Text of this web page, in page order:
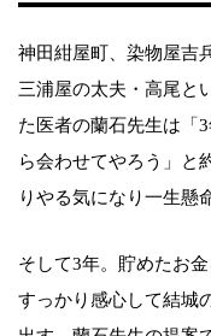
神田紺屋町、染物屋吉
三浦屋の太夫・高尾と
た医者の蘭石先生は「
ら会わせてやろう」と
りやる気になり一生懸
そして3年。貯めたお
すっかり感心して結城